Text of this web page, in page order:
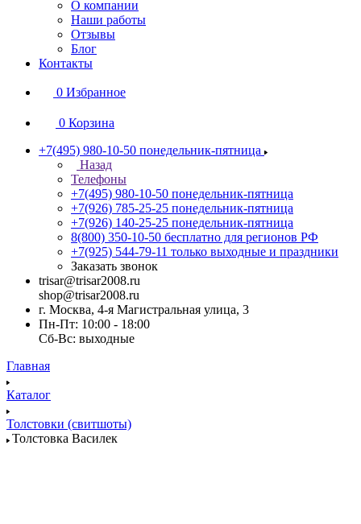
О компании
Наши работы
Отзывы
Блог
Контакты
0 Избранное
0 Корзина
+7(495) 980-10-50 понедельник-пятница
Назад
Телефоны
+7(495) 980-10-50 понедельник-пятница
+7(926) 785-25-25 понедельник-пятница
+7(926) 140-25-25 понедельник-пятница
8(800) 350-10-50 бесплатно для регионов РФ
+7(925) 544-79-11 только выходные и праздники
Заказать звонок
trisar@trisar2008.ru
shop@trisar2008.ru
г. Москва, 4-я Магистральная улица, 3
Пн-Пт: 10:00 - 18:00
Сб-Вс: выходные
Главная
Каталог
Толстовки (свитшоты)
Толстовка Василек